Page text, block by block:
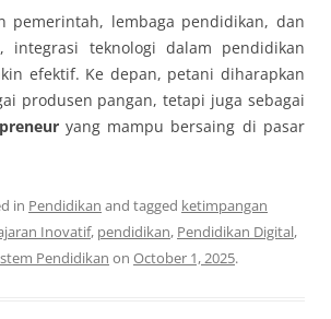
pemerintah, lembaga pendidikan, dan
integrasi teknologi dalam pendidikan
efektif. Ke depan, petani diharapkan
produsen pangan, tetapi juga sebagai
yang mampu bersaing di pasar
in Pendidikan and tagged ketimpangan
Inovatif, pendidikan, Pendidikan Digital,
Pendidikan on October 1, 2025.